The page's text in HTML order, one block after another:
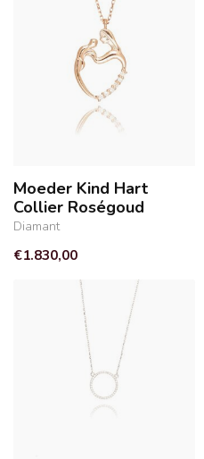
Moeder Kind Hart
Collier Roségoud
Diamant
€1.830,00